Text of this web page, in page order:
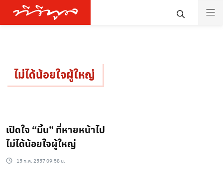
ไม่ได้น้อยใจผู้ใหญ่
เปิดใจ “มิ้น” ที่หายหน้าไป
ไม่ได้น้อยใจผู้ใหญ่
15 ก.ค. 2557 09:58 น.